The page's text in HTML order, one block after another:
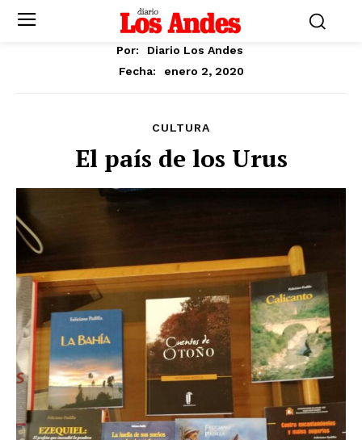
Por:
Diario Los Andes
Fecha:
enero 2, 2020
CULTURA
El país de los Urus